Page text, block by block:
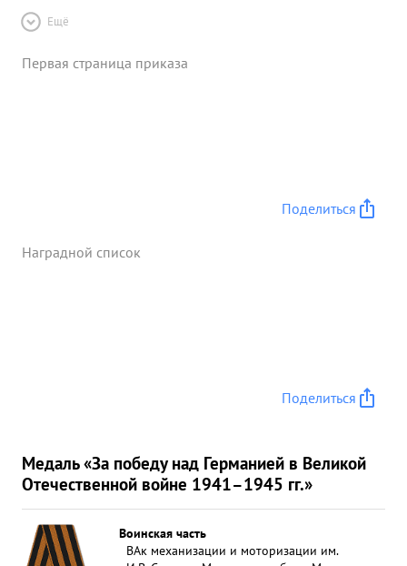
Ещё
Первая страница приказа
Поделиться
Наградной список
Поделиться
Медаль «За победу над Германией в Великой
Отечественной войне 1941–1945 гг.»
Воинская часть
ВАк механизации и моторизации им.